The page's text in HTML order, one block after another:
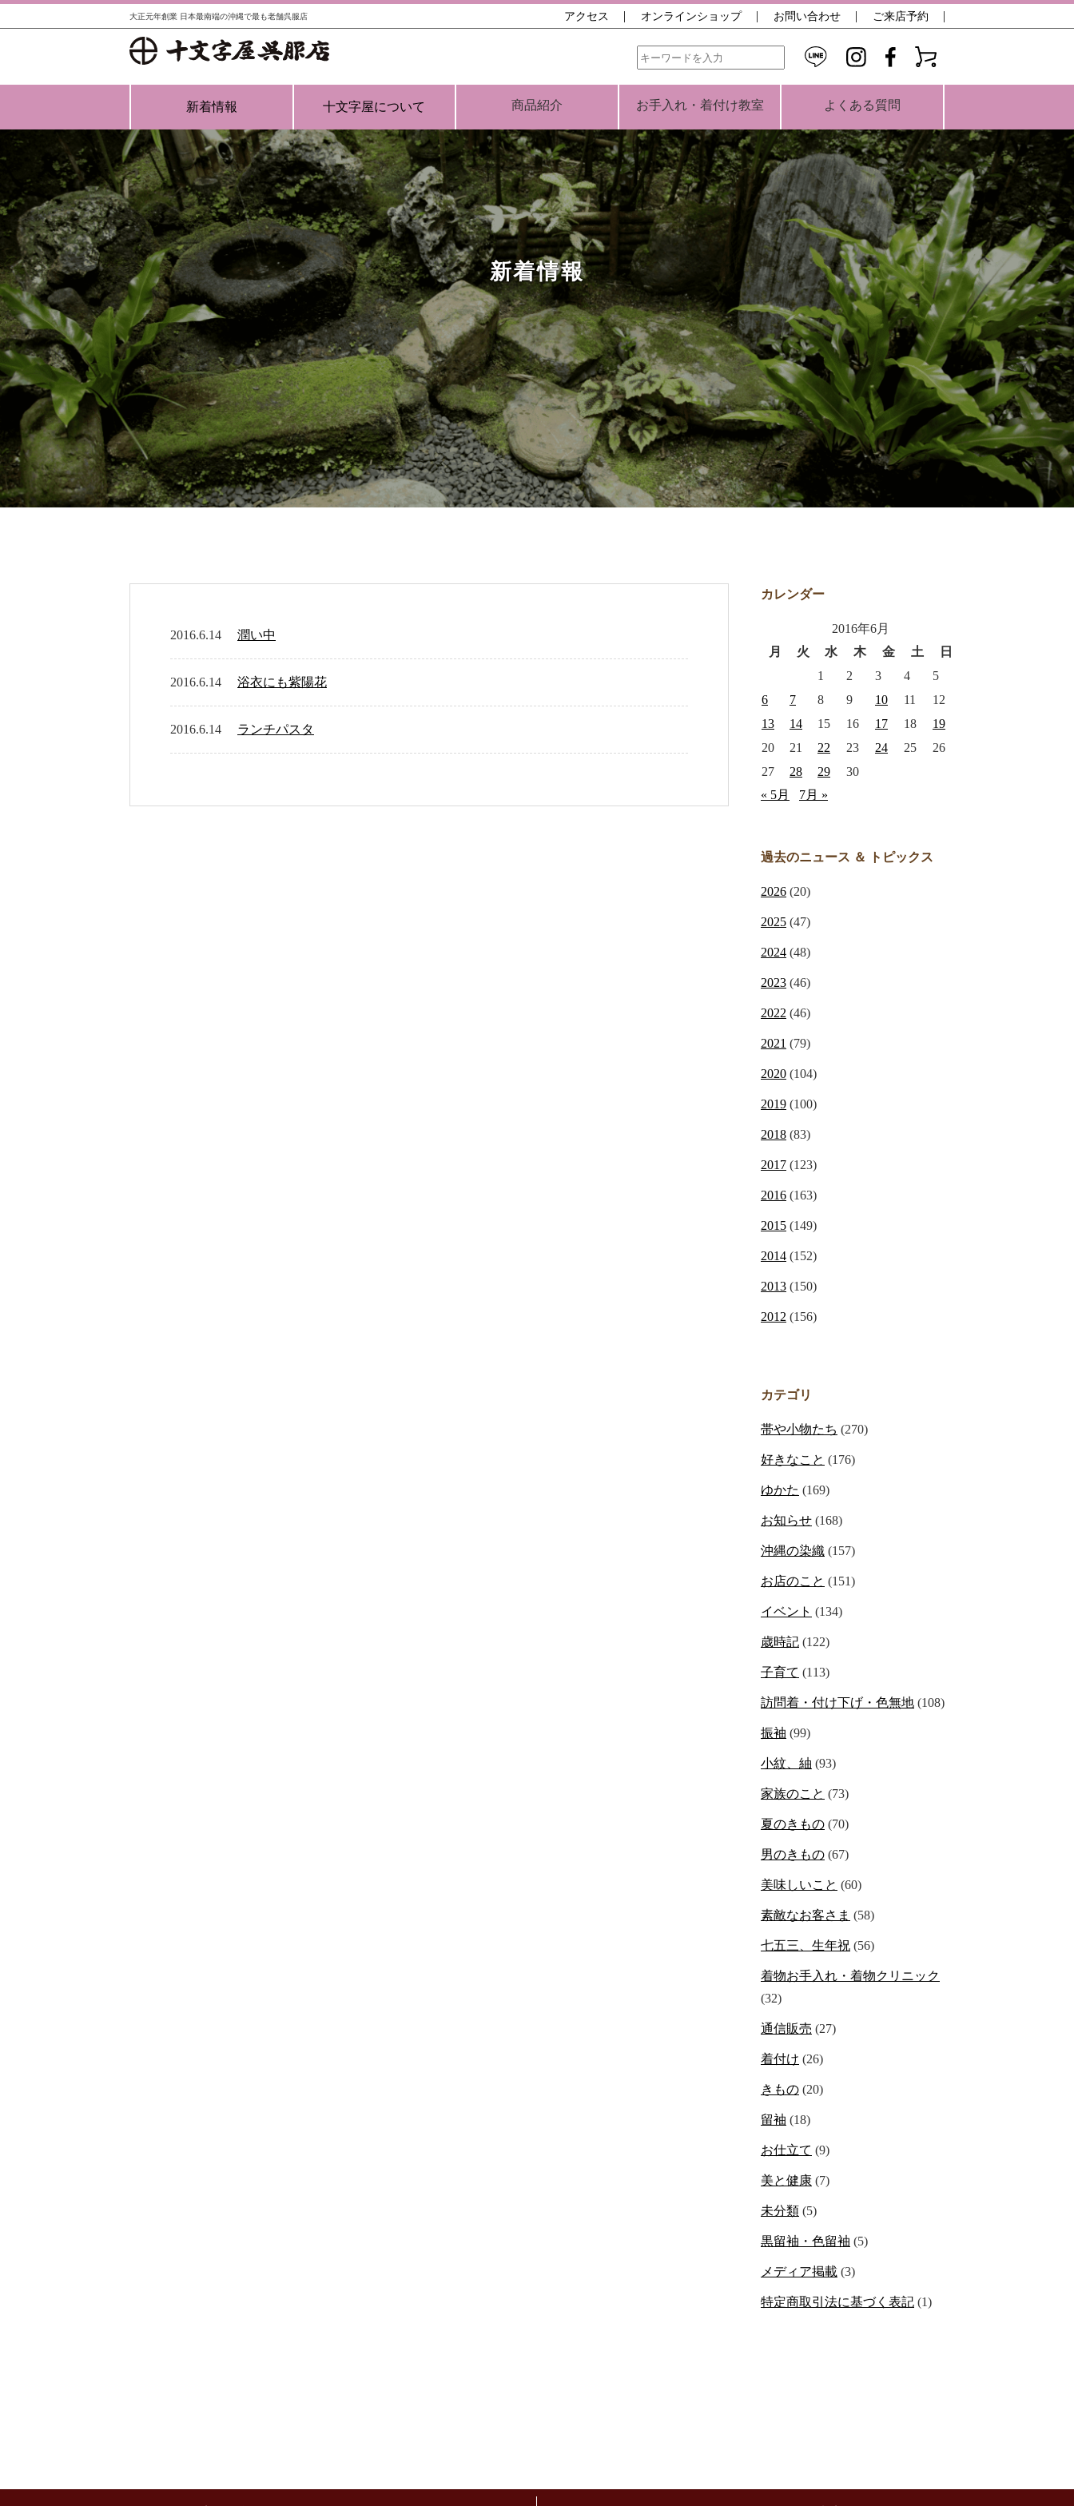
大正元年創業 日本最南端の沖縄で最も老舗呉服店 アクセス オンラインショップ お問い合わせ ご来店予約
新着情報 十文字屋について 商品紹介 お手入れ・着付け教室 よくある質問
新着情報
2016.6.14 潤い中
2016.6.14 浴衣にも紫陽花
2016.6.14 ランチパスタ
カレンダー
2016年6月
月
火 水 木 金 土
日
1
2 3 4
5
6
7 8 9 10 11
12
13
14 15 16 17 18
19
20
21 22 23 24 25
26
27
28 29
30
« 5月
7月 »
過去のニュース ＆ トピックス
2026 (20)
2025 (47)
2024 (48)
2023 (46)
2022 (46)
2021 (79)
2020 (104)
2019 (100)
2018 (83)
2017 (123)
2016 (163)
2015 (149)
2014 (152)
2013 (150)
2012 (156)
カテゴリ
帯や小物たち (270)
好きなこと (176)
ゆかた (169)
お知らせ (168)
沖縄の染織 (157)
お店のこと (151)
イベント (134)
歳時記 (122)
子育て (113)
訪問着・付け下げ・色無地 (108)
振袖 (99)
小紋、紬 (93)
家族のこと (73)
夏のきもの (70)
男のきもの (67)
美味しいこと (60)
素敵なお客さま (58)
七五三、生年祝 (56)
着物お手入れ・着物クリニック
(32)
通信販売 (27)
着付け (26)
きもの (20)
留袖 (18)
お仕立て (9)
美と健康 (7)
未分類 (5)
黒留袖・色留袖 (5)
メディア掲載 (3)
特定商取引法に基づく表記 (1)